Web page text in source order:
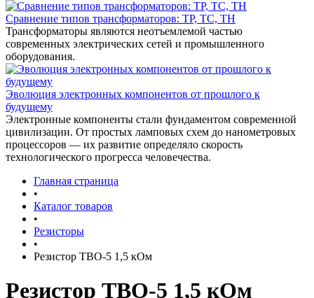
Сравнение типов трансформаторов: ТР, ТС, ТН
Трансформаторы являются неотъемлемой частью
современных электрических сетей и промышленного
оборудования.
Эволюция электронных компонентов от прошлого к
будущему
Электронные компоненты стали фундаментом современной
цивилизации. От простых ламповых схем до нанометровых
процессоров — их развитие определяло скорость
технологического прогресса человечества.
Главная страница
•
Каталог товаров
•
Резисторы
•
Резистор ТВО-5 1,5 кОм
Резистор ТВО-5 1,5 кОм